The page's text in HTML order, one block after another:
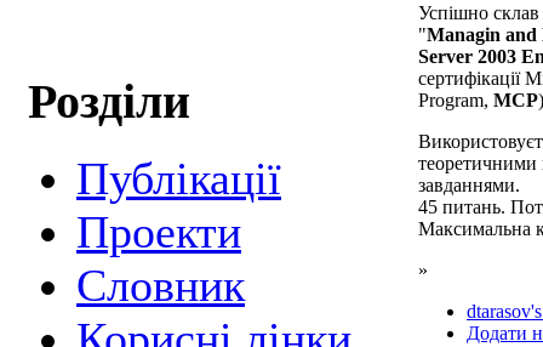
Розділи
Публікації
Проекти
Cловник
Успішно склав
"Managin
Server 2003
сертифікації
Program, MCP
завданнями.
45 питань.
Максимальна
»
Додати